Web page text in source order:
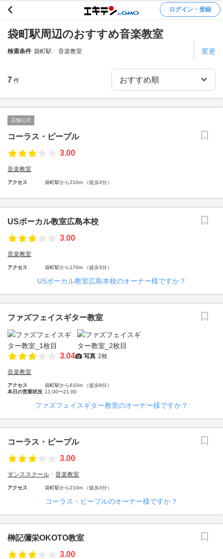
ログイン・登録
袋町駅周辺のおすすめ音楽教室
検索条件 袋町駅 音楽教室 変更
7 件
店舗公式
コーラス・ピープル
3.00
音楽教室
アクセス 袋町駅から210m （徒歩3分）
USボーカル教室広島本校
3.00
音楽教室
アクセス 袋町駅から170m （徒歩3分）
USボーカル教室広島本校のオーナー様ですか？
ファズフェイスギター教室
3.04 写真 2枚
音楽教室
アクセス
袋町駅から610m （徒歩8分）
本日の営業状況 11:00〜21:00
ファズフェイスギター教室のオーナー様ですか？
コーラス・ピープル
3.00
ダンススクール 音楽教室
アクセス 袋町駅から210m （徒歩3分）
コーラス・ピープルのオーナー様ですか？
榊記彌栄OKOTO教室
3.00